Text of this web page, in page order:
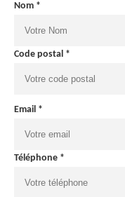
Nom *
Code postal *
Email *
Téléphone *